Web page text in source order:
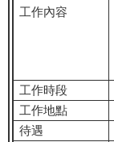
工作內容
工作時段
工作地點
待遇